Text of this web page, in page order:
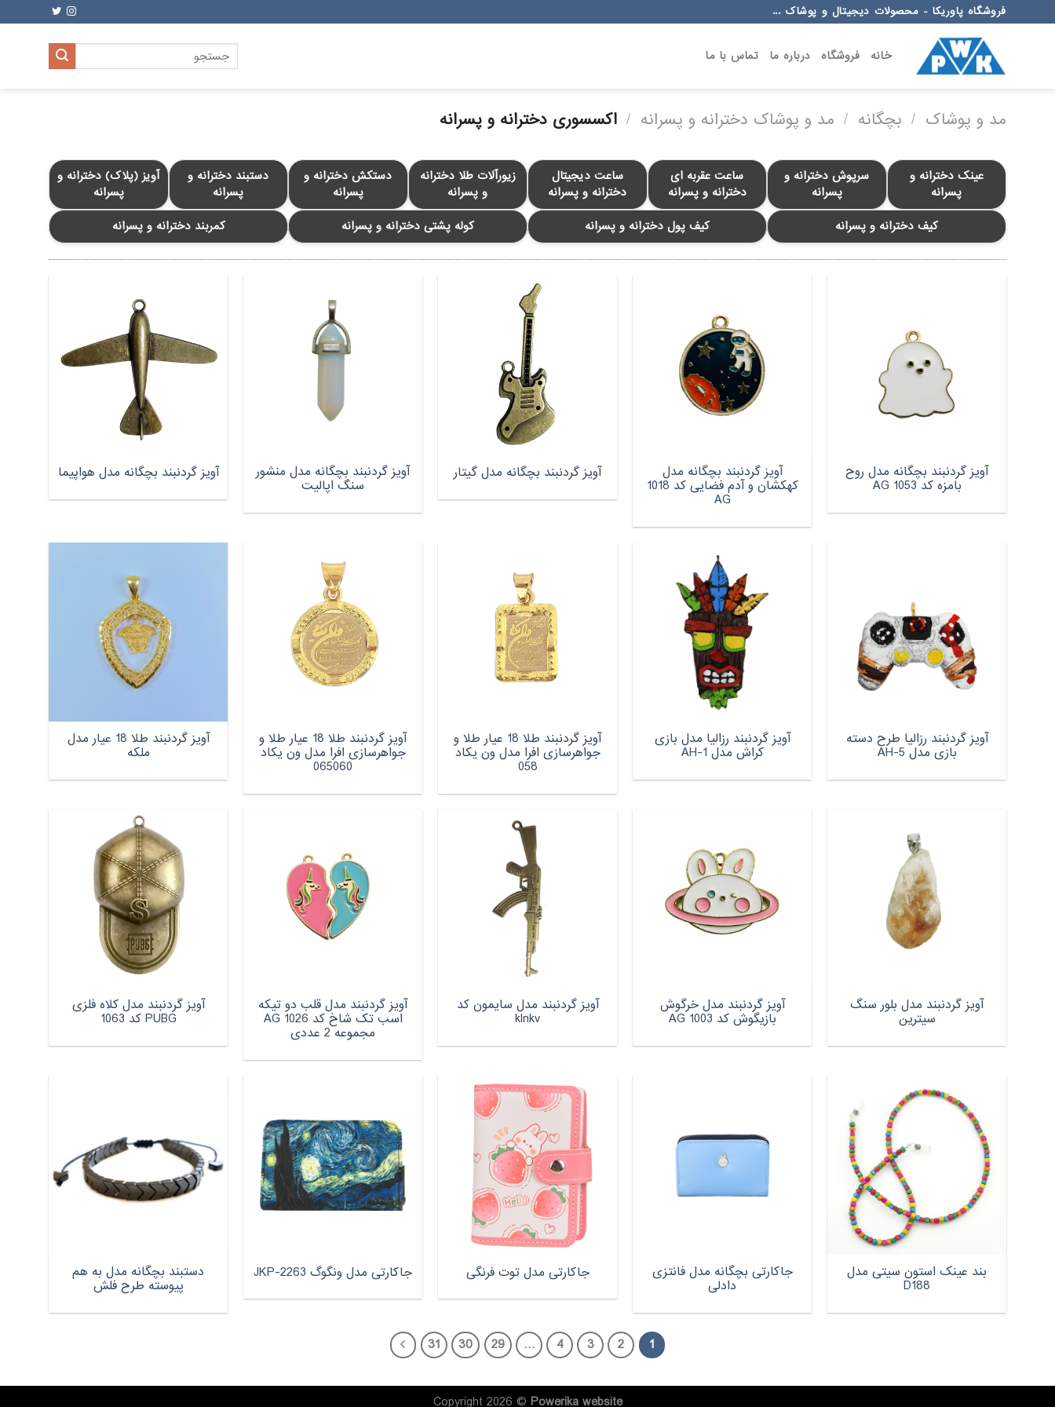
to
فروشگاه پاوریکا - محصولات دیجیتال و پوشاک ...
خانه فروشگاه درباره ما تماس با ما
جستجو
برای:
مد و پوشاک / بچگانه / مد و پوشاک دخترانه و پسرانه / اکسسوری دخترانه و پسرانه
آویز (پلاک) دخترانه و
پسرانه
دستبند دخترانه و
پسرانه
دستکش دخترانه و
پسرانه
زیورآلات طلا دخترانه
و پسرانه
ساعت دیجیتال
دخترانه و پسرانه
ساعت عقربه ای
دخترانه و پسرانه
سرپوش دخترانه و
پسرانه
عینک دخترانه و
پسرانه
کمربند دخترانه و پسرانه
کوله پشتی دخترانه و پسرانه کیف پول دخترانه و پسرانه کیف دخترانه و پسرانه
آویز گردنبند بچگانه مدل روح
بامزه کد AG 1053
آویز گردنبند بچگانه مدل
کهکشان و آدم فضایی کد 1018
AG
آویز گردنبند بچگانه مدل گیتار آویز گردنبند بچگانه مدل منشور
سنگ اپالیت
آویز گردنبند بچگانه مدل هواپیما
آویز گردنبند رزالیا طرح دسته
بازی مدل AH-5
آویز گردنبند رزالیا مدل بازی
کراش مدل AH-1
آویز گردنبند طلا 18 عیار طلا و
جواهرسازی افرا مدل ون یکاد
058
آویز گردنبند طلا 18 عیار طلا و
جواهرسازی افرا مدل ون یکاد
065060
آویز گردنبند طلا 18 عیار مدل
ملکه
آویز گردنبند مدل بلور سنگ
سیترین
آویز گردنبند مدل خرگوش
بازیگوش کد AG 1003
آویز گردنبند مدل سایمون کد
klnkv
آویز گردنبند مدل قلب دو تیکه
اسب تک شاخ کد AG 1026
مجموعه 2 عددی
آویز گردنبند مدل کلاه فلزی
PUBG کد 1063
بند عینک استون سیتی مدل
D188
جاکارتی بچگانه مدل فانتزی
دادلی
جاکارتی مدل توت فرنگی جاکارتی مدل ونگوگ JKP-2263 دستبند بچگانه مدل به هم
پیوسته طرح فلش
1
2
3
4
…
29
30
31
Copyright 2026 © Powerikawebsite